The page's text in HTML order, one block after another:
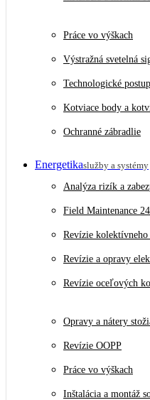
Práce vo výškach
Výstražná svetelná
Technologické
Kotviace body a
Ochranné zábradlie
Energetikaslužby a systémy
Analýza rizík a
Field Maintenance
Revízie kolektívneho
Revízie a opravy
Revízie oceľových
Opravy a nátery
Revízie OOPP
Práce vo výškach
Inštalácia a montáž